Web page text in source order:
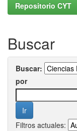
Repositorio CYT
Buscar
Buscar:
por
Filtros actuales: